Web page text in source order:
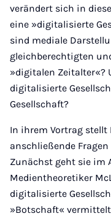
verändert sich in
eine »digitalisierte
sind mediale
gleichberechtigten
»digitalen Zeitalter«?
digitalisierte
Gesellschaft?
In ihrem Vortrag stellt
anschließende
Zunächst geht sie im
Medientheoretiker
digitalisierte
»Botschaft«